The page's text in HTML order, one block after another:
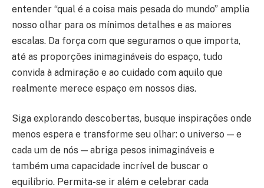
entender “qual é a coisa mais pesada do mundo” amplia
nosso olhar para os mínimos detalhes e as maiores
escalas. Da força com que seguramos o que importa,
até as proporções inimagináveis do espaço, tudo
convida à admiração e ao cuidado com aquilo que
realmente merece espaço em nossos dias.
Siga explorando descobertas, busque inspirações onde
menos espera e transforme seu olhar: o universo — e
cada um de nós — abriga pesos inimagináveis e
também uma capacidade incrível de buscar o
equilíbrio. Permita-se ir além e celebrar cada